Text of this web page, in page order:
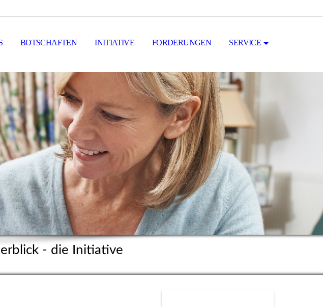
BOTSCHAFTEN INITIATIVE FORDERUNGEN SERVICE
- die Initiative